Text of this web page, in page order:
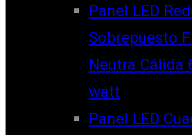
Panel LED
Sobrepuesto
Neutra Cálida
watt
Panel LED